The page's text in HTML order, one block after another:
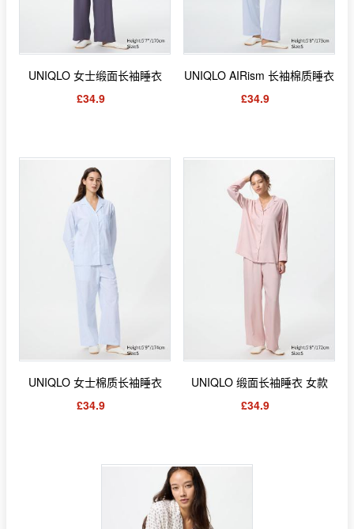
UNIQLO 女士缎面长袖睡衣
£34.9
UNIQLO AIRism 长袖棉质睡衣
£34.9
UNIQLO 女士棉质长袖睡衣
£34.9
UNIQLO 缎面长袖睡衣 女款
£34.9